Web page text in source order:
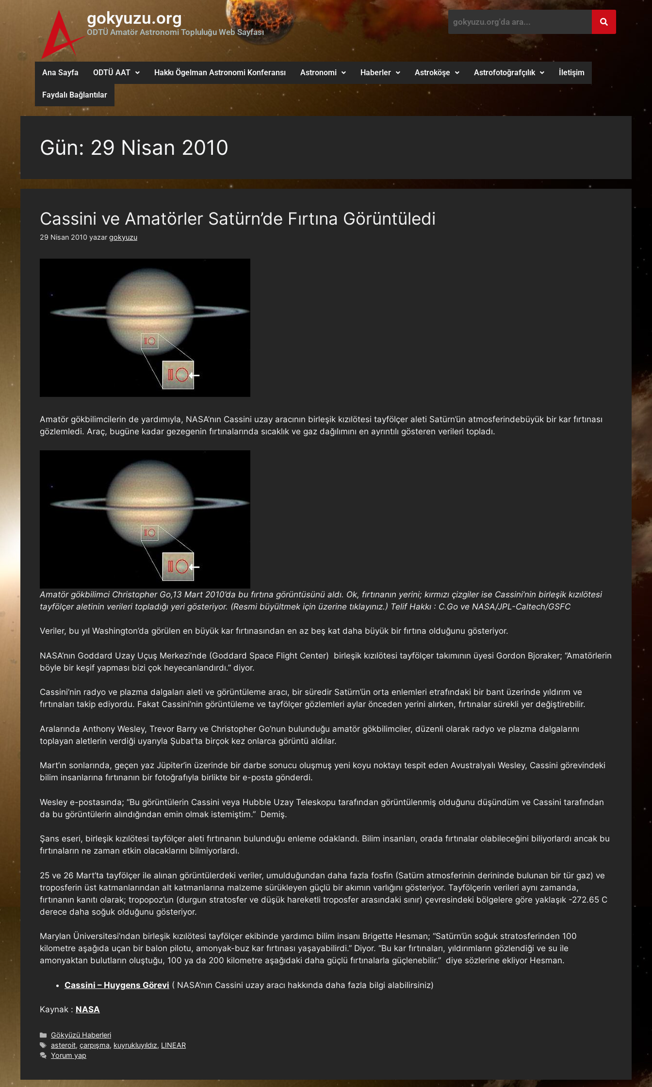
gokyuzu.org
ODTÜ Amatör Astronomi Topluluğu Web Sayfası
Ana Sayfa ODTÜ AAT Hakkı Ögelman Astronomi Konferansı Astronomi Haberler Astroköşe Astrofotoğrafçılık İletişim
Faydalı Bağlantılar
Gün: 29 Nisan 2010
Cassini ve Amatörler Satürn’de Fırtına Görüntüledi
29 Nisan 2010 yazar gokyuzu
Amatör gökbilimcilerin de yardımıyla, NASA’nın Cassini uzay aracının birleşik kızılötesi tayfölçer aleti Satürn’ün atmosferindebüyük bir kar fırtınası
gözlemledi. Araç, bugüne kadar gezegenin fırtınalarında sıcaklık ve gaz dağılımını en ayrıntılı gösteren verileri topladı.
Amatör gökbilimci Christopher Go,13 Mart 2010’da bu fırtına görüntüsünü aldı. Ok, fırtınanın yerini; kırmızı çizgiler ise Cassini’nin birleşik kızılötesi
tayfölçer aletinin verileri topladığı yeri gösteriyor. (Resmi büyültmek için üzerine tıklayınız.) Telif Hakkı : C.Go ve NASA/JPL-Caltech/GSFC
Veriler, bu yıl Washington’da görülen en büyük kar fırtınasından en az beş kat daha büyük bir fırtına olduğunu gösteriyor.
NASA’nın Goddard Uzay Uçuş Merkezi’nde (Goddard Space Flight Center) birleşik kızılötesi tayfölçer takımının üyesi Gordon Bjoraker; “Amatörlerin
böyle bir keşif yapması bizi çok heyecanlandırdı.” diyor.
Cassini’nin radyo ve plazma dalgaları aleti ve görüntüleme aracı, bir süredir Satürn’ün orta enlemleri etrafındaki bir bant üzerinde yıldırım ve
fırtınaları takip ediyordu. Fakat Cassini’nin görüntüleme ve tayfölçer gözlemleri aylar önceden yerini alırken, fırtınalar sürekli yer değiştirebilir.
Aralarında Anthony Wesley, Trevor Barry ve Christopher Go’nun bulunduğu amatör gökbilimciler, düzenli olarak radyo ve plazma dalgalarını
toplayan aletlerin verdiği uyarıyla Şubat’ta birçok kez onlarca görüntü aldılar.
Mart’ın sonlarında, geçen yaz Jüpiter’in üzerinde bir darbe sonucu oluşmuş yeni koyu noktayı tespit eden Avustralyalı Wesley, Cassini görevindeki
bilim insanlarına fırtınanın bir fotoğrafıyla birlikte bir e-posta gönderdi.
Wesley e-postasında; “Bu görüntülerin Cassini veya Hubble Uzay Teleskopu tarafından görüntülenmiş olduğunu düşündüm ve Cassini tarafından
da bu görüntülerin alındığından emin olmak istemiştim.” Demiş.
Şans eseri, birleşik kızılötesi tayfölçer aleti fırtınanın bulunduğu enleme odaklandı. Bilim insanları, orada fırtınalar olabileceğini biliyorlardı ancak bu
fırtınaların ne zaman etkin olacaklarını bilmiyorlardı.
25 ve 26 Mart’ta tayfölçer ile alınan görüntülerdeki veriler, umulduğundan daha fazla fosfin (Satürn atmosferinin derininde bulunan bir tür gaz) ve
troposferin üst katmanlarından alt katmanlarına malzeme sürükleyen güçlü bir akımın varlığını gösteriyor. Tayfölçerin verileri aynı zamanda,
fırtınanın kanıtı olarak; tropopoz’un (durgun stratosfer ve düşük hareketli troposfer arasındaki sınır) çevresindeki bölgelere göre yaklaşık -272.65 C
derece daha soğuk olduğunu gösteriyor.
Marylan Üniversitesi’ndan birleşik kızılötesi tayfölçer ekibinde yardımcı bilim insanı Brigette Hesman; “Satürn’ün soğuk stratosferinden 100
kilometre aşağıda uçan bir balon pilotu, amonyak-buz kar fırtınası yaşayabilirdi.” Diyor. “Bu kar fırtınaları, yıldırımların gözlendiği ve su ile
amonyaktan bulutların oluştuğu, 100 ya da 200 kilometre aşağıdaki daha güçlü fırtınalarla güçlenebilir.” diye sözlerine ekliyor Hesman.
Cassini – Huygens Görevi ( NASA’nın Cassini uzay aracı hakkında daha fazla bilgi alabilirsiniz)
Kaynak : NASA
Gökyüzü Haberleri
asteroit,çarpışma, kuyrukluyıldız, LINEAR
Yorum yap